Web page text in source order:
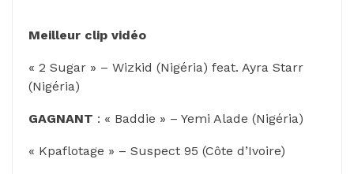
Meilleur clip vidéo
« 2 Sugar » – Wizkid (Nigéria) feat. Ayra Starr
(Nigéria)
GAGNANT : « Baddie » – Yemi Alade (Nigéria)
« Kpaflotage » – Suspect 95 (Côte d’Ivoire)